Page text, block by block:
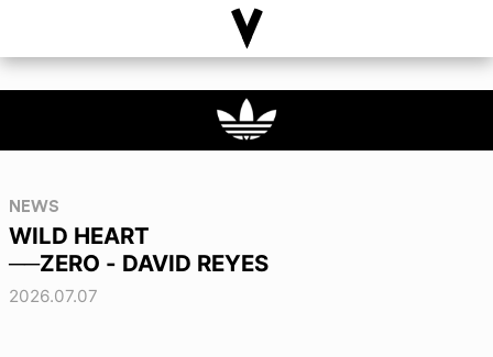
NEWS
WILD HEART
──ZERO - DAVID REYES
2026.07.07